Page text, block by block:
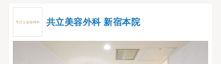
共立美容外科 新宿本院